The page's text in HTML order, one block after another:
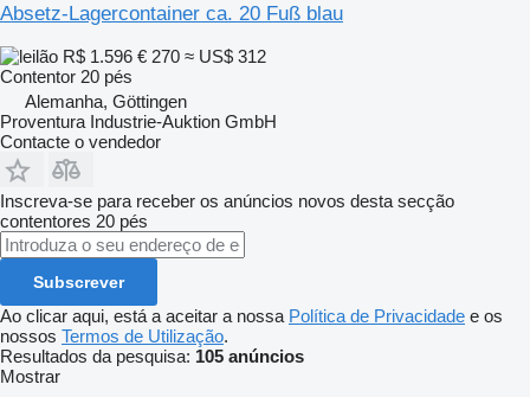
Absetz-Lagercontainer ca. 20 Fuß blau
R$ 1.596 € 270 ≈ US$ 312
Contentor 20 pés
Alemanha, Göttingen
Proventura Industrie-Auktion GmbH
Contacte o vendedor
Inscreva-se para receber os anúncios novos desta secção
contentores 20 pés
Subscrever
Ao clicar aqui, está a aceitar a nossa Política de Privacidade e os
nossos Termos de Utilização.
Resultados da pesquisa: 105 anúncios
Mostrar